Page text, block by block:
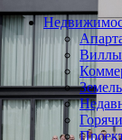
Виллы